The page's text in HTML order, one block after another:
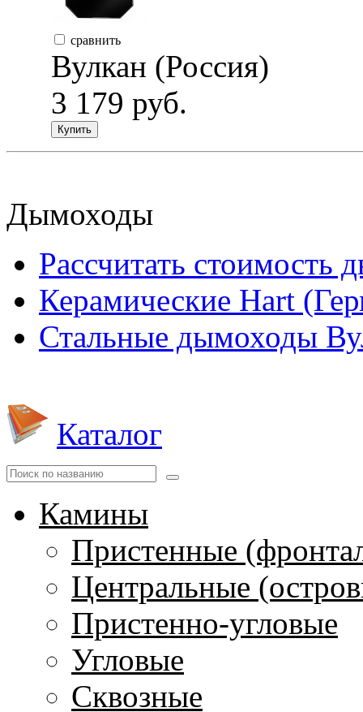
сравнить
Вулкан (Россия)
3 179 руб.
Купить
Дымоходы
Рассчитать стоимость
Керамические Hart
Стальные дымоходы
Каталог
Камины
Пристенные
Центральные
Пристенно-угловые
Угловые
Сквозные